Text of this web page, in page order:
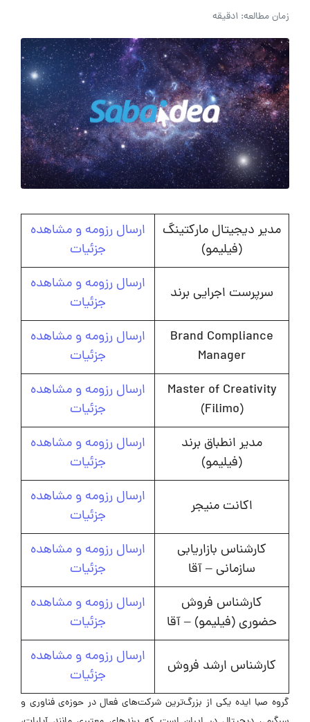
زمان مطالعه: 1دقیقه
مدیر دیجیتال مارکتینگ
(فیلیمو)
ارسال رزومه و مشاهده
جزئیات
سرپرست اجرایی برند
ارسال رزومه و مشاهده
جزئیات
Brand Compliance
Manager
ارسال رزومه و مشاهده
جزئیات
Master of Creativity
(Filimo)
ارسال رزومه و مشاهده
جزئیات
مدیر انطباق برند
(فیلیمو)
ارسال رزومه و مشاهده
جزئیات
اکانت منیجر
ارسال رزومه و مشاهده
جزئیات
کارشناس بازاریابی
سازمانی – آقا
ارسال رزومه و مشاهده
جزئیات
کارشناس فروش
حضوری (فیلیمو) – آقا
ارسال رزومه و مشاهده
جزئیات
کارشناس ارشد فروش
ارسال رزومه و مشاهده
جزئیات
گروه صبا ایده یکی از بزرگ‌ترین شرکت‌های فعال در حوزه‌ی فناوری و